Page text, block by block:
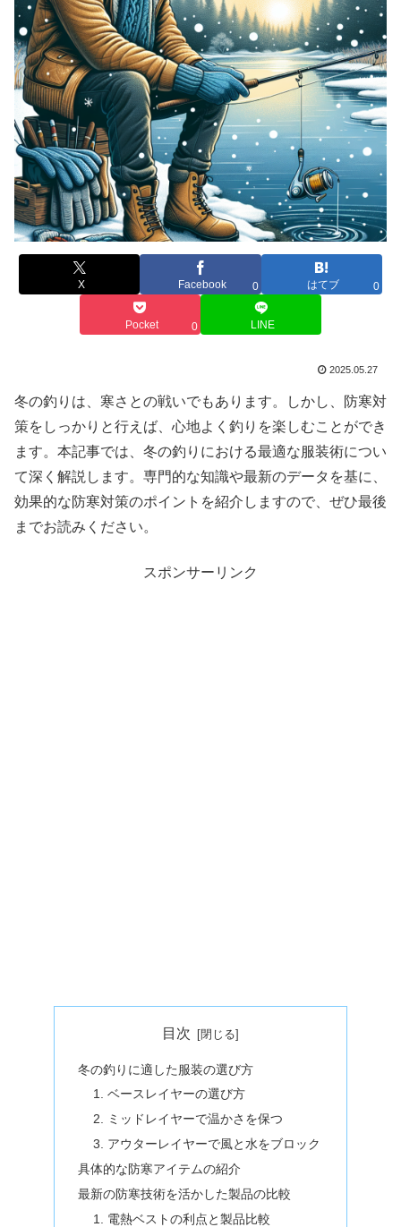
X Facebook 0 はてブ 0
Pocket 0 LINE
2025.05.27
冬の釣りは、寒さとの戦いでもあります。しかし、防寒対
策をしっかりと行えば、心地よく釣りを楽しむことができ
ます。本記事では、冬の釣りにおける最適な服装術につい
て深く解説します。専門的な知識や最新のデータを基に、
効果的な防寒対策のポイントを紹介しますので、ぜひ最後
までお読みください。
スポンサーリンク
目次
冬の釣りに適した服装の選び方
1. ベースレイヤーの選び方
2. ミッドレイヤーで温かさを保つ
3. アウターレイヤーで風と水をブロック
具体的な防寒アイテムの紹介
最新の防寒技術を活かした製品の比較
1. 電熱ベストの利点と製品比較